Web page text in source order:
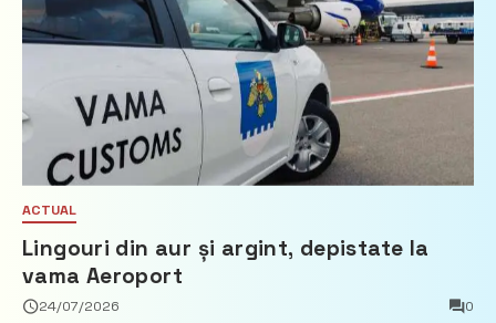
ACTUAL
Lingouri din aur și argint, depistate la
vama Aeroport
24/07/2026 0